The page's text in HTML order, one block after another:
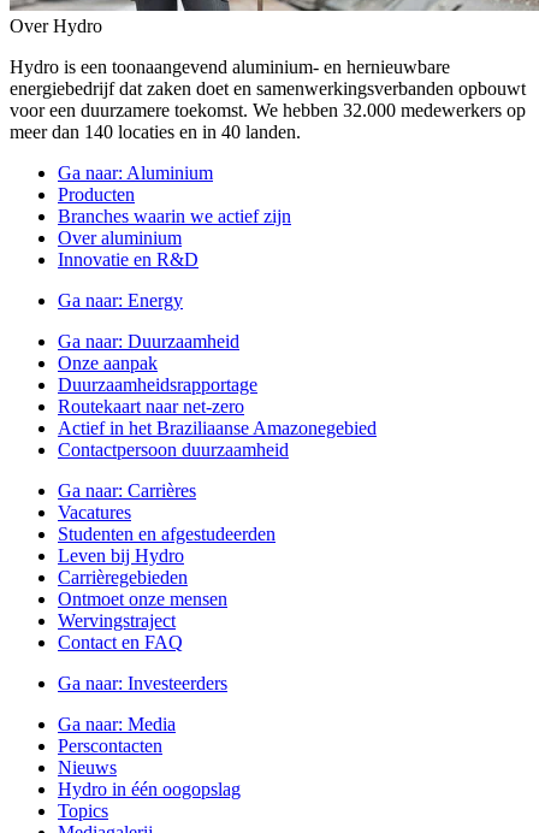
Over Hydro
Hydro is een toonaangevend aluminium- en hernieuwbare
energiebedrijf dat zaken doet en samenwerkingsverbanden opbouwt
voor een duurzamere toekomst. We hebben 32.000 medewerkers op
meer dan 140 locaties en in 40 landen.
Ga naar: Aluminium
Producten
Branches waarin we actief zijn
Over aluminium
Innovatie en R&D
Ga naar: Energy
Ga naar: Duurzaamheid
Onze aanpak
Duurzaamheidsrapportage
Routekaart naar net-zero
Actief in het Braziliaanse Amazonegebied
Contactpersoon duurzaamheid
Ga naar: Carrières
Vacatures
Studenten en afgestudeerden
Leven bij Hydro
Carrièregebieden
Ontmoet onze mensen
Wervingstraject
Contact en FAQ
Ga naar: Investeerders
Ga naar: Media
Perscontacten
Nieuws
Hydro in één oogopslag
Topics